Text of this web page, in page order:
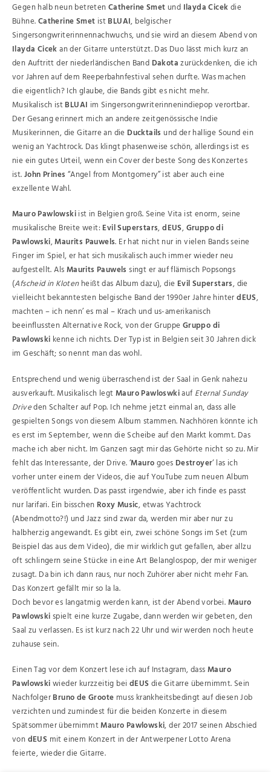
Gegen halb neun betretenCatherine Smet und Ilayda Cicekdie
Bühne.Catherine Smet istBLUAI, belgischer
Singersongwriterinnennachwuchs, und sie wird an diesem Abend von
Ilayda Cicekan der Gitarre unterstützt. Das Duo lässt mich kurz an
den Auftritt der niederländischen Band Dakotazurückdenken, die ich
vor Jahren auf dem Reeperbahnfestival sehen durfte. Was machen
die eigentlich? Ich glaube, die Bands gibt es nicht mehr.
Musikalisch istBLUAI im Singersongwriterinnenindiepop verortbar.
Der Gesang erinnert mich an andere zeitgenössische Indie
Musikerinnen, die Gitarre an die Ducktails und der hallige Sound ein
wenig an Yachtrock. Das klingt phasenweise schön, allerdings ist es
nie ein gutes Urteil, wenn ein Cover der beste Song des Konzertes
ist.John Prines “Angel from Montgomery” ist aber auch eine
exzellente Wahl.
Mauro Pawlowskiist in Belgien groß. Seine Vita ist enorm, seine
musikalische Breite weit:Evil Superstars,dEUS,Gruppo di
Pawlowski,Maurits Pauwels. Er hat nicht nur in vielen Bands seine
Finger im Spiel, er hat sich musikalisch auch immer wieder neu
aufgestellt. AlsMaurits Pauwels singt er auf flämisch Popsongs
(Afscheid in Klotenheißt das Album dazu), die Evil Superstars, die
vielleicht bekanntesten belgische Band der 1990er Jahre hinterdEUS,
machten – ich nenn’ es mal – Krach und us-amerikanisch
beeinflussten Alternative Rock, von der GruppeGruppo di
Pawlowski kenne ich nichts. Der Typ ist in Belgien seit 30 Jahren dick
im Geschäft; so nennt man das wohl.
Entsprechend und wenig überraschend ist der Saal in Genk nahezu
ausverkauft. Musikalisch legtMauro Pawloswkiauf Eternal Sunday
Driveden Schalter auf Pop. Ich nehme jetzt einmal an, dass alle
gespielten Songs von diesem Album stammen. Nachhören könnte ich
es erst im September, wenn die Scheibe auf den Markt kommt. Das
mache ich aber nicht. Im Ganzen sagt mir das Gehörte nicht so zu. Mir
fehlt das Interessante, der Drive. ‘Maurogoes Destroyer‘ las ich
vorher unter einem der Videos, die auf YouTube zum neuen Album
veröffentlicht wurden. Das passt irgendwie, aber ich finde es passt
nur larifari. Ein bisschen Roxy Music, etwas Yachtrock
(Abendmotto?!) und Jazz sind zwar da, werden mir aber nur zu
halbherzig angewandt. Es gibt ein, zwei schöne Songs im Set (zum
Beispiel das aus dem Video), die mir wirklich gut gefallen, aber allzu
oft schlingern seine Stücke in eine Art Belanglospop, der mir weniger
zusagt. Da bin ich dann raus, nur noch Zuhörer aber nicht mehr Fan.
Das Konzert gefällt mir so la la.
Doch bevor es langatmig werden kann, ist der Abend vorbei.Mauro
Pawlowskispielt eine kurze Zugabe, dann werden wir gebeten, den
Saal zu verlassen. Es ist kurz nach 22 Uhr und wir werden noch heute
zuhause sein.
Einen Tag vor dem Konzert lese ich auf Instagram, dassMauro
Pawlowskiwieder kurzzeitig bei dEUSdie Gitarre übernimmt. Sein
NachfolgerBruno de Groote muss krankheitsbedingt auf diesen Job
verzichten und zumindest für die beiden Konzerte in diesem
Spätsommer übernimmtMauro Pawlowski, der 2017 seinen Abschied
vondEUS mit einem Konzert in der Antwerpener Lotto Arena
feierte, wieder die Gitarre.